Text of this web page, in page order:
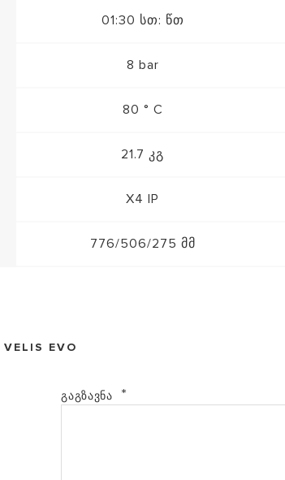
01:30 სთ: წთ
8 bar
80 ° C
21.7 კგ
X4 IP
776/506/275 მმ
VELIS EVO
გაგზავნა